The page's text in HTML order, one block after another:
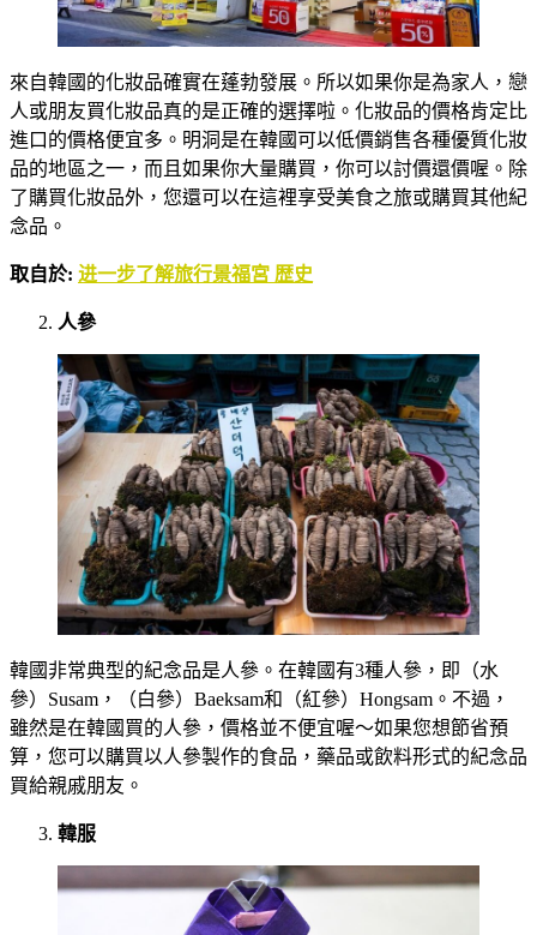
來自韓國的化妝品確實在蓬勃發展。所以如果你是為家人，戀
人或朋友買化妝品真的是正確的選擇啦。化妝品的價格肯定比
進口的價格便宜多。明洞是在韓國可以低價銷售各種優質化妝
品的地區之一，而且如果你大量購買，你可以討價還價喔。除
了購買化妝品外，您還可以在這裡享受美食之旅或購買其他紀
念品。
取自於: 进一步了解旅行景福宮 歴史
人參
韓國非常典型的紀念品是人參。在韓國有3種人參，即（水
參）Susam，（白參）Baeksam和（紅參）Hongsam。不過，
雖然是在韓國買的人參，價格並不便宜喔～如果您想節省預
算，您可以購買以人參製作的食品，藥品或飲料形式的紀念品
買給親戚朋友。
韓服